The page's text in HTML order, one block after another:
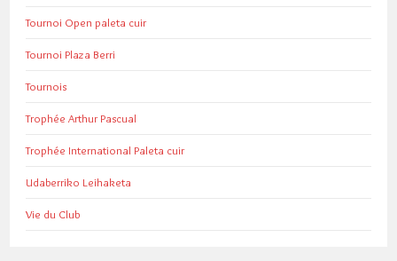
Tournoi Open paleta cuir
Tournoi Plaza Berri
Tournois
Trophée Arthur Pascual
Trophée International Paleta cuir
Udaberriko Leihaketa
Vie du Club